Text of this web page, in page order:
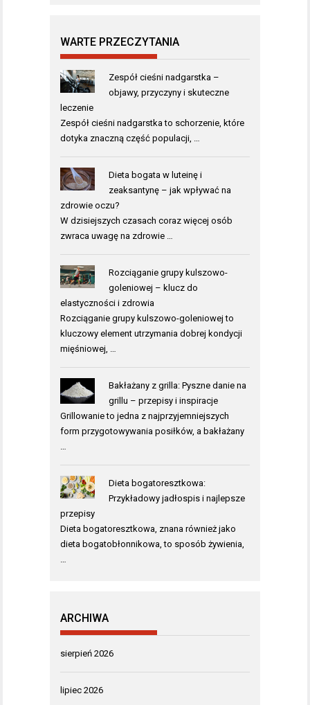
WARTE PRZECZYTANIA
Zespół cieśni nadgarstka –
objawy, przyczyny i skuteczne
leczenie
Zespół cieśni nadgarstka to schorzenie, które
dotyka znaczną część populacji, …
Dieta bogata w luteinę i
zeaksantynę – jak wpływać na
zdrowie oczu?
W dzisiejszych czasach coraz więcej osób
zwraca uwagę na zdrowie …
Rozciąganie grupy kulszowo-
goleniowej – klucz do
elastyczności i zdrowia
Rozciąganie grupy kulszowo-goleniowej to
kluczowy element utrzymania dobrej kondycji
mięśniowej, …
Bakłażany z grilla: Pyszne danie na
grillu – przepisy i inspiracje
Grillowanie to jedna z najprzyjemniejszych
form przygotowywania posiłków, a bakłażany
…
Dieta bogatoresztkowa:
Przykładowy jadłospis i najlepsze
przepisy
Dieta bogatoresztkowa, znana również jako
dieta bogatobłonnikowa, to sposób żywienia,
…
ARCHIWA
sierpień 2026
lipiec 2026